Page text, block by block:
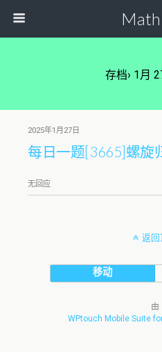
存档› 1月
2025年1月27日
每日一题[3665]螺旋
无回应
返回
移动
由
WPtouch Mobile Suite